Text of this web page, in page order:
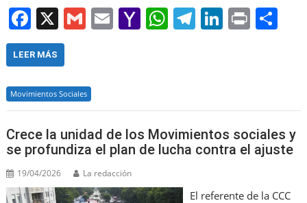
F
a
c
e
b
o
o
k
X G
l
E Y
o
M
ai
W
A
p
p
T
a
m
Li
dI
n
Pr
LEER MÁS
Movimientos Sociales
Crece la unidad de los Movimientos sociales y
se profundiza el plan de lucha contra el ajuste
19/04/2026 La redacción
El referente de la CCC